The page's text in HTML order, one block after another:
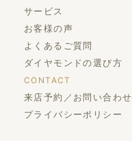
サービス
お客様の声
よくあるご質問
ダイヤモンドの選び方
CONTACT
来店予約／お問い合わせ
プライバシーポリシー